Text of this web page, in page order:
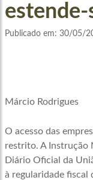
estende-
Publicado em: 30/05/
Márcio Rodrigues
O acesso das
restrito. A Instrução
Diário Oficial da
à regularidade fiscal